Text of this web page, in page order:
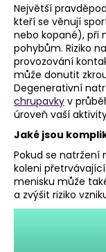
Největší
kteří se věnují
nebo kopané), při
pohybům. Riziko
provozování
může donutit
Degenerativní
chrupavky v
úroveň vaší
Jaké jsou
Pokud se
koleni
menisku může
a zvýšit riziko